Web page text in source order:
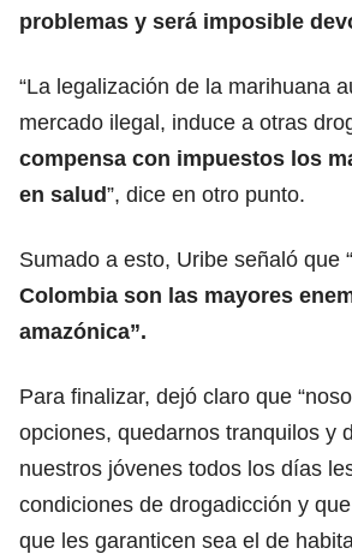
problemas y será imposible
“La legalización de la marihuana
mercado ilegal, induce a otras
compensa con impuestos los
en salud”, dice en otro punto.
Sumado a esto, Uribe señaló que “
Colombia son las mayores
amazónica”.
Para finalizar, dejó claro que
opciones, quedarnos tranquilos y
nuestros jóvenes todos los días
condiciones de drogadicción y
que les garanticen sea el de